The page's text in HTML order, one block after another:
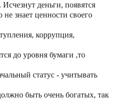
деньги, появятся
не знает ценности своего
коррупция,
до уровня бумаги ,то
статус - учитывать
быть очень богатых, так